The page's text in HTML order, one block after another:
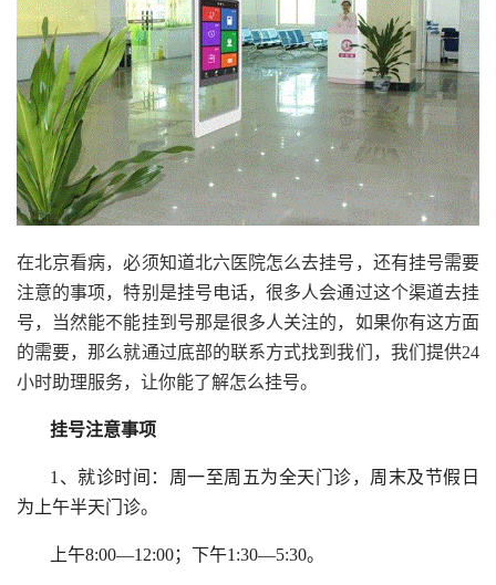
在北京看病，必须知道北六医院怎么去挂号，还有挂号需要
注意的事项，特别是挂号电话，很多人会通过这个渠道去挂
号，当然能不能挂到号那是很多人关注的，如果你有这方面
的需要，那么就通过底部的联系方式找到我们，我们提供24
小时助理服务，让你能了解怎么挂号。
挂号注意事项
1、就诊时间：周一至周五为全天门诊，周末及节假日
为上午半天门诊。
上午8:00—12:00；下午1:30—5:30。